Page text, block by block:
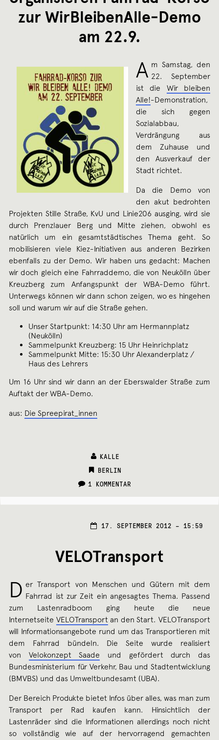
zur WirBleibenAlle-Demo
am 22.9.
A m Samstag, den
22. September
ist die Wir bleiben
Alle!-​Demonstration,
die sich gegen
Sozialabbau,
Verdrängung aus
dem Zuhause und
den Ausverkauf der
Stadt richtet.
Da die Demo von
den akut bedrohten
Projekten Stille Straße, KvU und Linie206 ausging, wird sie
durch Prenzlauer Berg und Mitte ziehen, obwohl es
natürlich um ein gesamtstädtisches Thema geht. So
mobilisieren viele Kiez-​Initiativen aus anderen Bezirken
ebenfalls zu der Demo. Wir haben uns gedacht: Machen
wir doch gleich eine Fahrraddemo, die von Neukölln über
Kreuzberg zum Anfangspunkt der WBA-​Demo führt.
Unterwegs können wir dann schon zeigen, wo es hingehen
soll und warum wir auf die Straße gehen.
Unser Startpunkt: 14:30 Uhr am Hermannplatz
(Neukölln)
Sammelpunkt Kreuzberg: 15 Uhr Heinrichplatz
Sammelpunkt Mitte: 15:30 Uhr Alexanderplatz /
Haus des Lehrers
Um 16 Uhr sind wir dann an der Eberswalder Straße zum
Auftakt der WBA-​Demo.
aus: Die Spreepirat_innen
KALLE
CATEGORIES:
BERLIN
1 KOMMENTAR
17. SEPTEMBER 2012 – 15:59
VELOTransport
D er Transport von Menschen und Gütern mit dem
Fahrrad ist zur Zeit ein angesagtes Thema. Passend
zum Lastenradboom ging heute die neue
Internetseite VELOTransportan den Start. VELOTransport
will Informationsangebote rund um das Transportieren mit
dem Fahrrad bündeln. Die Seite wurde realisiert
von Velokonzept Saade und gefördert durch das
Bundesministerium für Verkehr, Bau und Stadtentwicklung
(BMVBS) und das Umweltbundesamt (UBA).
Der Bereich Produkte bietet Infos über alles, was man zum
Transport per Rad kaufen kann. Hinsichtlich der
Lastenräder sind die Informationen allerdings noch nicht
so vollständig wie auf der hervorragend gemachten